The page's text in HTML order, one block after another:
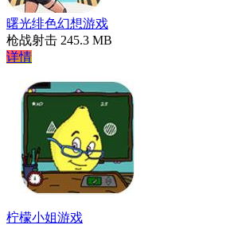
曙光绯色幻想游戏
枪战射击 245.3 MB
详情
柠檬小姐游戏